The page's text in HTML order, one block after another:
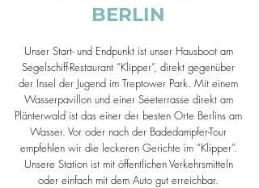
BERLIN
Unser Start- und Endpunkt ist unser Hausboot am
Segelschiff-Restaurant “Klipper”, direkt gegenüber
der Insel der Jugend im Treptower Park. Mit einem
Wasserpavillon und einer Seeterrasse direkt am
Plänterwald ist das einer der besten Orte Berlins am
Wasser. Vor oder nach der Badedampfer-Tour
empfehlen wir die leckeren Gerichte im “Klipper”.
Unsere Station ist mit öffentlichen Verkehrsmitteln
oder einfach mit dem Auto gut erreichbar.​